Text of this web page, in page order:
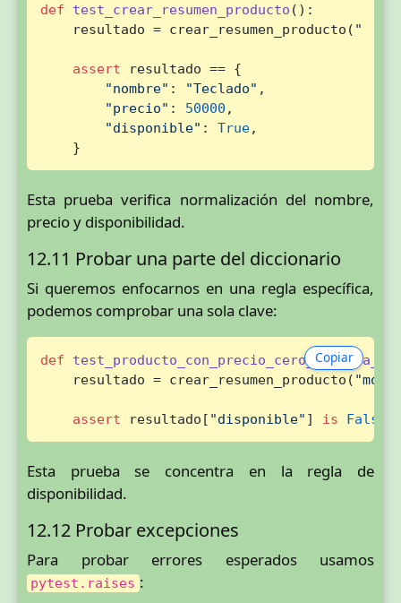
def test_crear_resumen_producto ():
    resultado = crear_resumen_producto(
"
assert resultado == {
"nombre" : "Teclado" ,
"precio" : 50000 ,
"disponible" : True,
    }
Esta prueba verifica normalización del nombre,
precio y disponibilidad.
12.11 Probar una parte del diccionario
Si queremos enfocarnos en una regla específica,
podemos comprobar una sola clave:
Copiar
def
    resultado = crear_resumen_producto(
assert resultado[ "disponible" ] is False
Esta prueba se concentra en la regla de
disponibilidad.
12.12 Probar excepciones
Para probar errores esperados usamos
pytest.raises :